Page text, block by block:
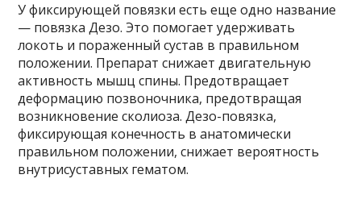
У фиксирующей повязки есть еще одно название
— повязка Дезо. Это помогает удерживать
локоть и пораженный сустав в правильном
положении. Препарат снижает двигательную
активность мышц спины. Предотвращает
деформацию позвоночника, предотвращая
возникновение сколиоза. Дезо-повязка,
фиксирующая конечность в анатомически
правильном положении, снижает вероятность
внутрисуставных гематом.